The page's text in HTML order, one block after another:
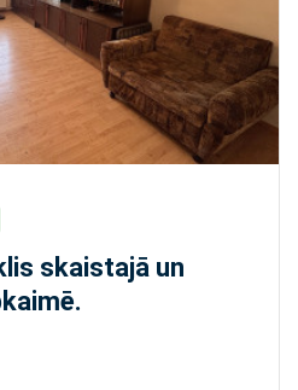
skaistajā un